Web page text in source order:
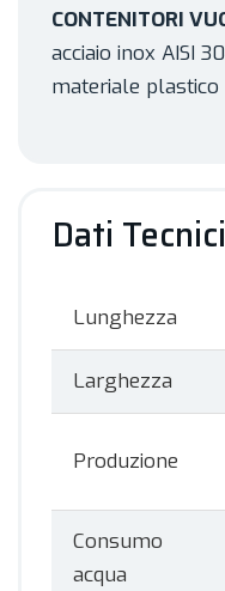
CONTENITORI
acciaio inox AISI
materiale plastico
Dati Tecnici
Lunghezza
Larghezza
Produzione
Consumo
acqua